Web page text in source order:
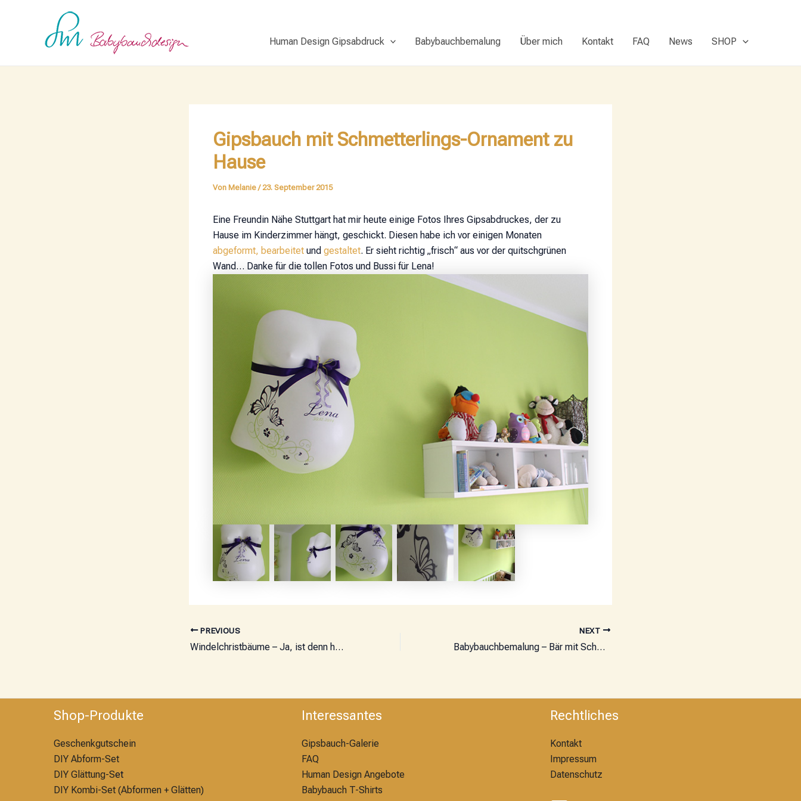
Human Design Gipsabdruck Babybauchbemalung Über mich Kontakt FAQ News SHOP
Gipsbauch mit Schmetterlings-Ornament zu
Hause
Von Melanie/23. September 2015
Eine Freundin Nähe Stuttgart hat mir heute einige Fotos Ihres Gipsabdruckes, der zu
Hause im Kinderzimmer hängt, geschickt. Diesen habe ich vor einigen Monaten
abgeformt, bearbeitet und gestaltet. Er sieht richtig „frisch“ aus vor der quitschgrünen
Wand… Danke für die tollen Fotos und Bussi für Lena!
PREVIOUS
Windelchristbäume – Ja, ist denn heut´ scho´ Weihnachten
NEXT
Babybauchbemalung – Bär mit Schmusedecke
Shop-Produkte
Geschenkgutschein
DIY Abform-Set
DIY Glättung-Set
DIY Kombi-Set (Abformen + Glätten)
Interessantes
Gipsbauch-Galerie
FAQ
Human Design Angebote
Babybauch T-Shirts
Rechtliches
Kontakt
Impressum
Datenschutz